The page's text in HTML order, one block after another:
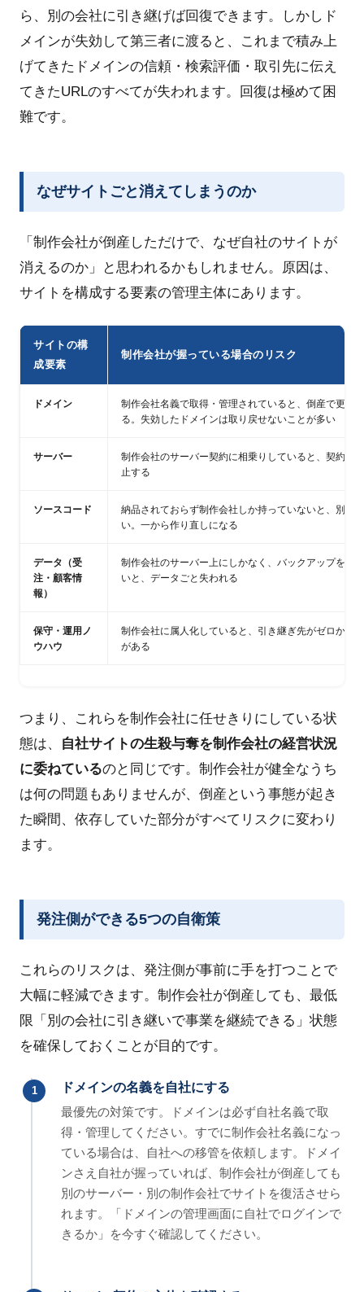
ら、別の会社に引き継げば回復できます。しかしド
メインが失効して第三者に渡ると、これまで積み上
げてきたドメインの信頼・検索評価・取引先に伝え
てきたURLのすべてが失われます。回復は極めて困
難です。
なぜサイトごと消えてしまうのか
「制作会社が倒産しただけで、なぜ自社のサイトが
消えるのか」と思われるかもしれません。原因は、
サイトを構成する要素の管理主体にあります。
サイトの構
成要素
制作会社が握っている場合のリスク
ドメイン
制作会社名義で取得・管理されていると、倒産で更新
る。失効したドメインは取り戻せないことが多い
サーバー
制作会社のサーバー契約に相乗りしていると、契約解
止する
ソースコード
納品されておらず制作会社しか持っていないと、別会
い。一から作り直しになる
データ（受
注・顧客情
報）
制作会社のサーバー上にしかなく、バックアップを自
いと、データごと失われる
保守・運用ノ
ウハウ
制作会社に属人化していると、引き継ぎ先がゼロから
がある
つまり、これらを制作会社に任せきりにしている状
態は、
自社サイトの生殺与奪を制作会社の経営状況
に委ねているのと同じです。制作会社が健全なうち
は何の問題もありませんが、倒産という事態が起き
た瞬間、依存していた部分がすべてリスクに変わり
ます。
発注側ができる5つの自衛策
これらのリスクは、発注側が事前に手を打つことで
大幅に軽減できます。制作会社が倒産しても、最低
限「別の会社に引き継いで事業を継続できる」状態
を確保しておくことが目的です。
1 ドメインの名義を自社にする
最優先の対策です。ドメインは必ず自社名義で取
得・管理してください。すでに制作会社名義になっ
ている場合は、自社への移管を依頼します。ドメイ
ンさえ自社が握っていれば、制作会社が倒産しても
別のサーバー・別の制作会社でサイトを復活させら
れます。「ドメインの管理画面に自社でログインで
きるか」を今すぐ確認してください。